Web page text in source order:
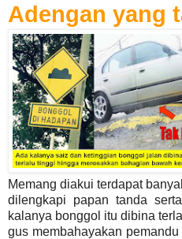
Adengan yang
Memang diakui terdapat
dilengkapi papan tanda
kalanya bonggol itu dibina
gus membahayakan